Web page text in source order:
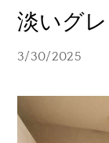
淡いグ
3/30/2025